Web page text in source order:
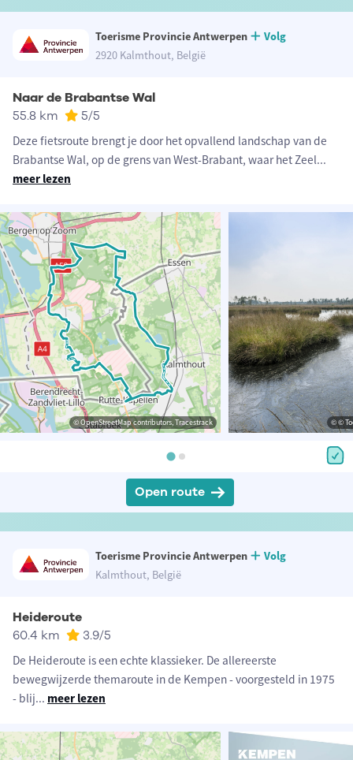
Toerisme Provincie Antwerpen
Volg
2920 Kalmthout, België
Naar de Brabantse Wal
55.8 km 5/5
Deze fietsroute brengt je door het opvallend landschap van de
Brabantse Wal, op de grens van West-Brabant, waar het Zeel...
meer lezen
© OpenStreetMap contributors, Tracestrack © ©
Open route
Toerisme Provincie Antwerpen
Volg
Kalmthout, België
Heideroute
60.4 km 3.9/5
De Heideroute is een echte klassieker. De allereerste
bewegwijzerde themaroute in de Kempen - voorgesteld in 1975
- blij... meer lezen